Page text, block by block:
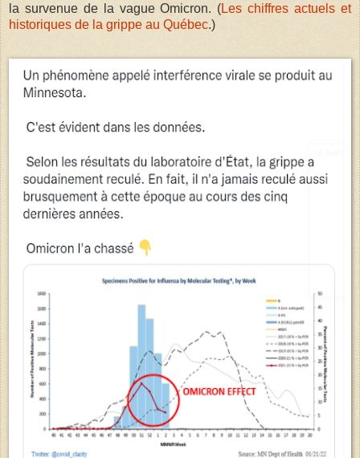
la survenue de la vague Omicron. (Les chiffres actuels et
historiques de la grippe au Québec.)